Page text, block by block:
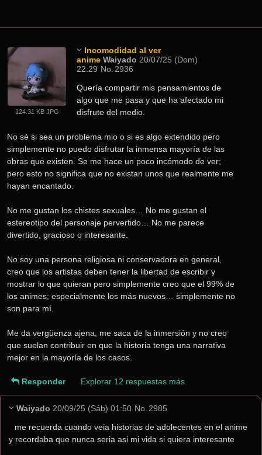
124.31 KB JPG
Incomodidad al ver
anime Waiyado 20/07/25 (Dom)
22:29 No. 2936
Quería compartir mis pensamientos de
algo que me pasa y que ha afectado mi
disfrute del medio.
No sé si sea un problema mio o si es algo extendido pero
simplemente no puedo disfrutar la inmensa mayoría de las
obras que existen. Se me hace un poco incómodo de ver;
pero esto no significa que no existan unos que realmente me
hayan encantado.
No me gustan los chistes sexuales… No me gustan el
estereotipo del personaje pervertido… No me parece
divertido, gracioso o interesante.
No soy una persona religiosa ni conservadora en general,
creo que los artistas deben tener la libertad de escribir y
mostrar lo que quieran pero simplemente creo que el 99% de
los animes; especialmente los más nuevos… simplemente no
son para mí.
Me da vergüenza ajena, me saca de la inmersión y no creo
que suelan contribuir en que la historia tenga una narrativa
mejor en la mayoría de los casos.
Responder Explorar 12 respuestas más
Waiyado 20/09/25 (Sáb) 01:50 No. 2985
me recuerda cuando veia historias de adolecentes en el anime
y recordaba que nunca seria asi mi vida si quiera interesante